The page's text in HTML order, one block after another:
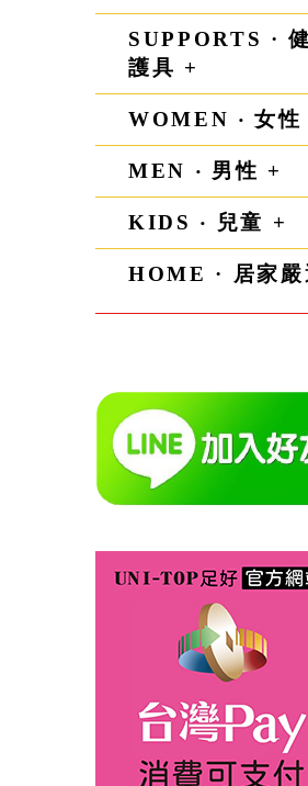
SUPPORTS ·
護具 +
WOMEN ‧ 女性
MEN ‧ 男性 +
KIDS ‧ 兒童 +
HOME · 居家嚴